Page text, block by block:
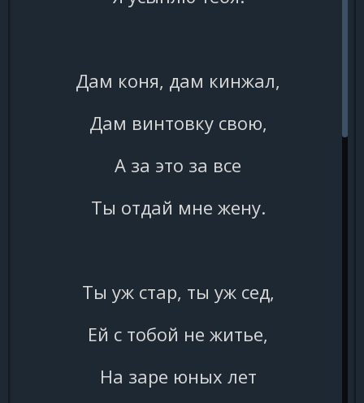
Дам коня, дам кинжал,
Дам винтовку свою,
А за это за все
Ты отдай мне жену.
Ты уж стар, ты уж сед,
Ей с тобой не житье,
На заре юных лет